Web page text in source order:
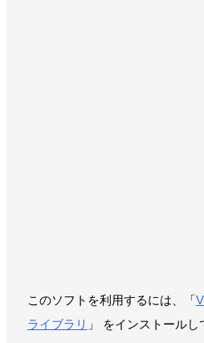
このソフトを利用するには、「
ライブラリ 」 をインストールし